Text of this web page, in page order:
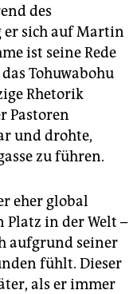
des
er sich auf Martin
ist seine Rede
Tohuwabohu
Rhetorik
Pastoren
und drohte,
zu führen.
eher global
Platz in der Welt –
aufgrund seiner
fühlt. Dieser
als er immer